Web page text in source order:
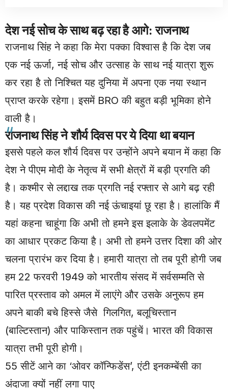
देश नई सोच के साथ बढ़ रहा है आगे: राजनाथ
राजनाथ सिंह ने कहा कि मेरा पक्का विश्वास है कि देश जब
एक नई ऊर्जा, नई सोच और उत्साह के साथ नई यात्रा शुरू
कर रहा है तो निश्चित यह दुनिया में अपना एक नया स्थान
प्राप्त करके रहेगा। इसमें BRO की बहुत बड़ी भूमिका होने
वाली है।
राजनाथ सिंह ने शौर्य दिवस पर ये दिया था बयान
इससे पहले कल शौर्य दिवस पर उन्होंने अपने बयान में कहा कि
देश ने पीएम मोदी के नेतृत्व में सभी क्षेत्रों में बड़ी प्रगति की
है। कश्मीर से लद्दाख तक प्रगति नई रफ्तार से आगे बढ़ रही
है। यह प्रदेश विकास की नई ऊंचाइयां छू रहा है। हालांकि मैं
यहां कहना चाहूंगा कि अभी तो हमने इस इलाके के डेवलपमेंट
का आधार प्रकट किया है। अभी तो हमने उत्तर दिशा की ओर
चलना प्रारंभ कर दिया है। हमारी यात्रा तो तब पूरी होगी जब
हम 22 फरवरी 1949 को भारतीय संसद में सर्वसम्मति से
पारित प्रस्ताव को अमल में लाएंगे और उसके अनुरूप हम
अपने बाकी बचे हिस्से जैसे गिलगित, बलूचिस्तान
(बाल्टिस्तान) और पाकिस्तान तक पहुंचें। भारत की विकास
यात्रा तभी पूरी होगी।
55 सीटें आने का ‘ओवर कॉन्फिडेंस’, एंटी इनकम्बेंसी का
अंदाजा क्यों नहीं लगा पाए